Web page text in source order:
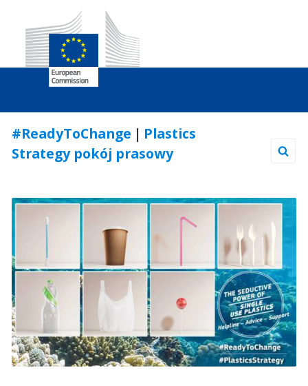
to
Content
#ReadyToChange | Plastics
Strategy pokój prasowy